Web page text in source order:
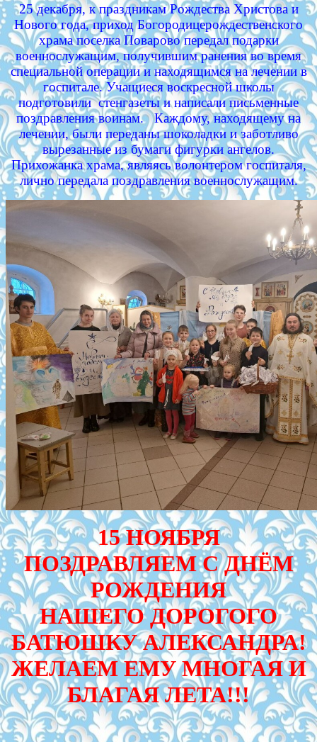
25 декабря, к праздникам Рождества Христова и
Нового года, приход Богородицерождественского
храма поселка Поварово передал подарки
военнослужащим, получившим ранения во время
специальной операции и находящимся на лечении в
госпитале. Учащиеся воскресной школы
подготовили стенгазеты и написали письменные
поздравления воинам. Каждому, находящему на
лечении, были переданы шоколадки и заботливо
вырезанные из бумаги фигурки ангелов.
Прихожанка храма, являясь волонтером госпиталя,
лично передала поздравления военнослужащим.
15 НОЯБРЯ
ПОЗДРАВЛЯЕМ С ДНЁМ
РОЖДЕНИЯ
НАШЕГО ДОРОГОГО
БАТЮШКУ АЛЕКСАНДРА!
ЖЕЛАЕМ ЕМУ МНОГАЯ И
БЛАГАЯ ЛЕТА!!!